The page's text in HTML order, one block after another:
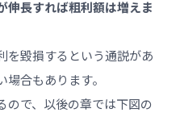
伸長すれば粗利額は増えま
を毀損するという通説があ
合もあります。
ので、以後の章では下図の